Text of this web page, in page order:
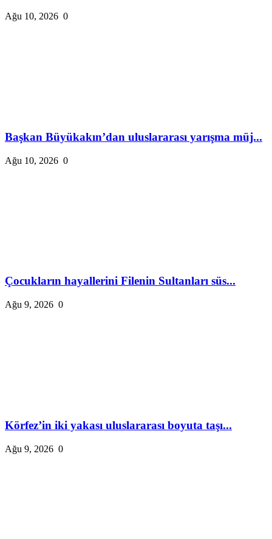
Ağu 10, 2026 0
Başkan Büyükakın’dan uluslararası yarışma müj...
Ağu 10, 2026 0
Çocukların hayallerini Filenin Sultanları süs...
Ağu 9, 2026 0
Körfez’in iki yakası uluslararası boyuta taşı...
Ağu 9, 2026 0